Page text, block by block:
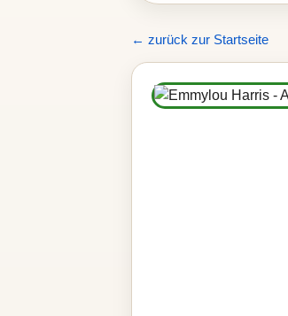
← zurück zur Startseite